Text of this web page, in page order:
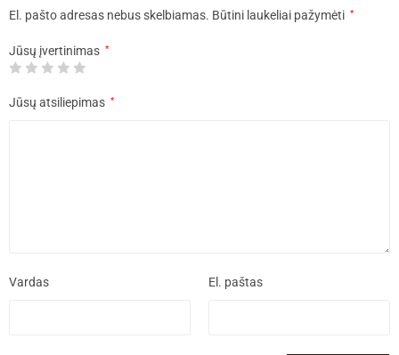
El. pašto adresas nebus skelbiamas. Būtini laukeliai pažymėti *
Jūsų įvertinimas *
Jūsų atsiliepimas *
Vardas El. paštas